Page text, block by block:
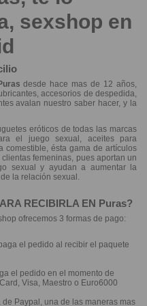
sexshop en
desde hace mas de 12 años,
accesorios de despedida,
avalan nuestro saber hacer, y la
eróticosde todas las marcas
el juego sexual, aceites para
comestible, ésta gama de artículos
femeninas, pues aportan un
sexual y ayudan a aumentar la
la relación sexual.
RECIBIRLA EN Puras?
ofrecemos 3 formas de pago:
el pedido al recibir el paquete
el pedido en el momento de
Visa, Maestro o Euro6000
Paypal, una de las maneras mas